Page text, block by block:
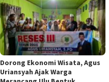
Dorong Ekonomi Wisata, Agus
Uriansyah Ajak Warga